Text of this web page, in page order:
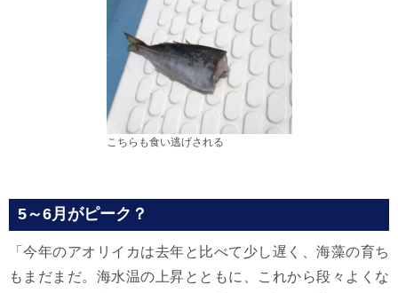
こちらも食い逃げされる
5～6月がピーク？
「今年のアオリイカは去年と比べて少し遅く、海藻の育ち
もまだまだ。海水温の上昇とともに、これから段々よくな